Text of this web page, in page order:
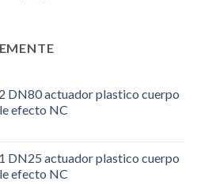
DN80 actuador plastico cuerpo
efecto NC
DN25 actuador plastico cuerpo
efecto NC